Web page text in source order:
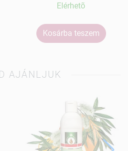
Elérhetõ
Kosárba teszem
AJÁNLJUK